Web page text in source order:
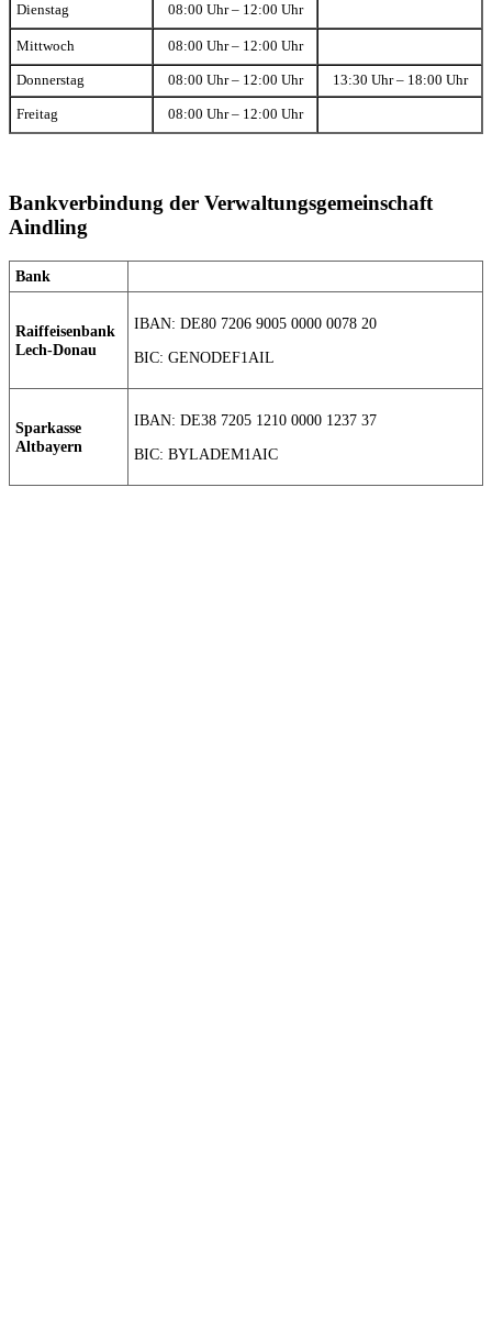
Dienstag 08:00 Uhr – 12:00 Uhr
Mittwoch 08:00 Uhr – 12:00 Uhr
Donnerstag 08:00 Uhr – 12:00 Uhr 13:30 Uhr – 18:00 Uhr
Freitag 08:00 Uhr – 12:00 Uhr
Bankverbindung der Verwaltungsgemeinschaft
Aindling
Bank
Raiffeisenbank
Lech-Donau
IBAN: DE80 7206 9005 0000 0078 20
BIC: GENODEF1AIL
Sparkasse
Altbayern
IBAN: DE38 7205 1210 0000 1237 37
BIC: BYLADEM1AIC